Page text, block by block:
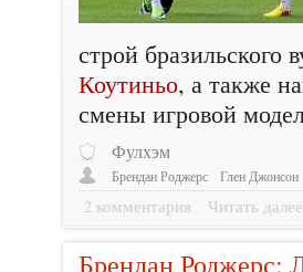
строй бразильского
Коутиньо, а также
смены игровой
Фулхэм
Брендан Роджерс Глен Джонсон
2 комментария Читать далее
Брендан Роджерс: